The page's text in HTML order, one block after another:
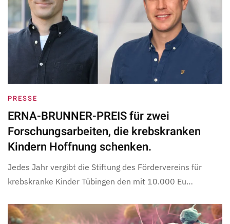
PRESSE
ERNA-BRUNNER-PREIS für zwei
Forschungsarbeiten, die krebskranken
Kindern Hoffnung schenken.
Jedes Jahr vergibt die Stiftung des Fördervereins für
krebskranke Kinder Tübingen den mit 10.000 Eu…